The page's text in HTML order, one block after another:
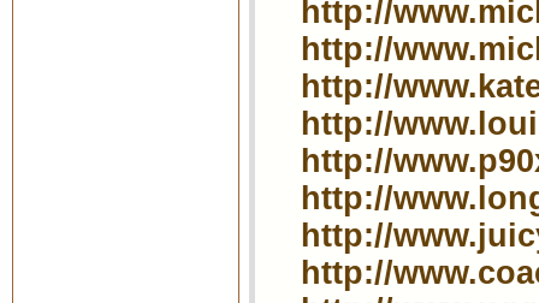
http://
http://
http://
http://
http://
http://
http://
http://